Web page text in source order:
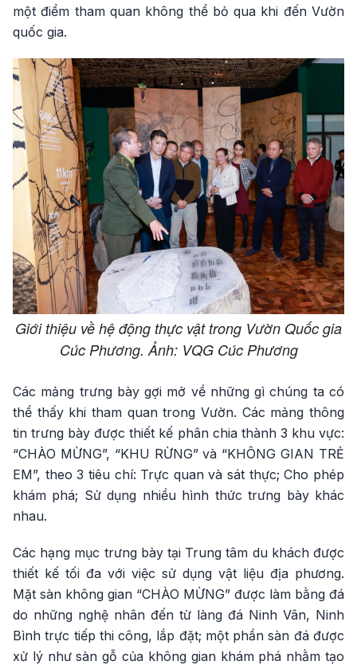
một điểm tham quan không thể bỏ qua khi đến Vườn
quốc gia.
Giới thiệu về hệ động thực vật trong Vườn Quốc gia
Cúc Phương. Ảnh: VQG Cúc Phương
Các mảng trưng bày gợi mở về những gì chúng ta có
thể thấy khi tham quan trong Vườn. Các mảng thông
tin trưng bày được thiết kế phân chia thành 3 khu vực:
“CHÀO MỪNG”, “KHU RỪNG” và “KHÔNG GIAN TRẺ
EM”, theo 3 tiêu chí: Trực quan và sát thực; Cho phép
khám phá; Sử dụng nhiều hình thức trưng bày khác
nhau.
Các hạng mục trưng bày tại Trung tâm du khách được
thiết kế tối đa với việc sử dụng vật liệu địa phương.
Mặt sàn không gian “CHÀO MỪNG” được làm bằng đá
do những nghệ nhân đến từ làng đá Ninh Vân, Ninh
Bình trực tiếp thi công, lắp đặt; một phần sàn đá được
xử lý như sàn gỗ của không gian khám phá nhằm tạo